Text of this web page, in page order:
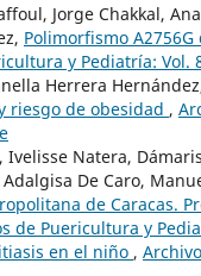
Jorge Chakkal,
Polimorfismo
y Pediatría:
Herrera
riesgo de obesidad ,
Natera,
De Caro,
de Caracas.
de Puericultura y
en el niño ,